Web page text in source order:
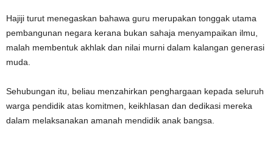
Hajiji turut menegaskan bahawa guru merupakan tonggak utama
pembangunan negara kerana bukan sahaja menyampaikan ilmu,
malah membentuk akhlak dan nilai murni dalam kalangan generasi
muda.
Sehubungan itu, beliau menzahirkan penghargaan kepada seluruh
warga pendidik atas komitmen, keikhlasan dan dedikasi mereka
dalam melaksanakan amanah mendidik anak bangsa.